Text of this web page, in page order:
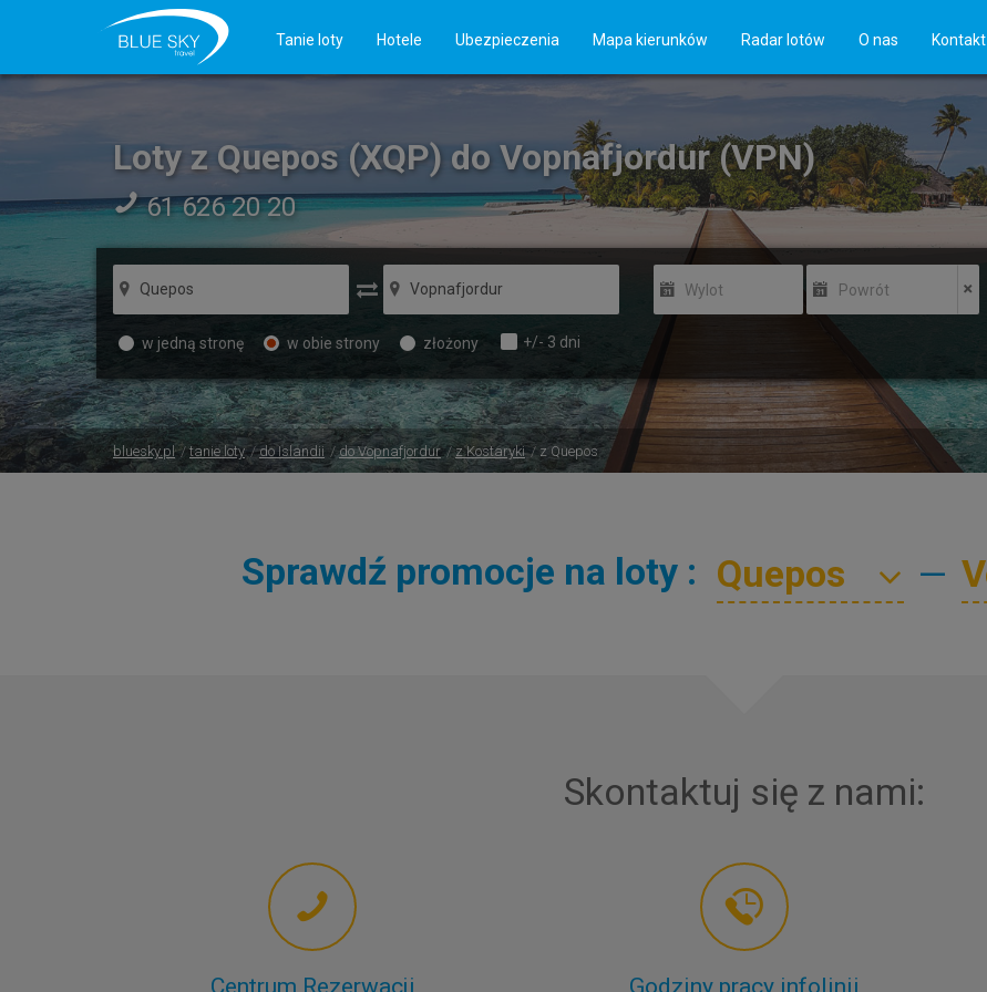
Tanie loty Hotele Ubezpieczenia Mapa kierunków Radar lotów O nas Kontakt
Loty z Quepos (XQP) do Vopnafjordur (VPN)
61 626 20 20
Wylot Powrót
w jedną stronę w obie strony złożony +/- 3 dni
bluesky.pl tanie loty do Islandii do Vopnafjordur z Kostaryki z Quepos
Sprawdź promocje na loty : —
Skontaktuj się z nami: